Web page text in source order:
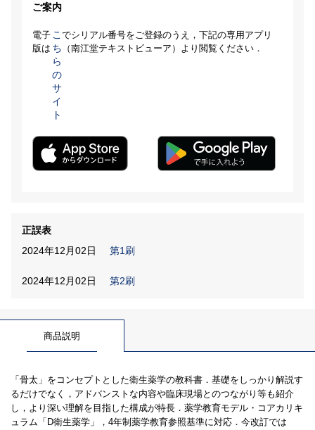
ご案内
電子
版は
こ
ち
ら
の
サ
イ
ト
でシリアル番号をご登録のうえ，下記の専用アプリ
（南江堂テキストビューア）より閲覧ください．
正誤表
2024年12月02日
第1刷
2024年12月02日 第2刷
商品説明
「骨太」をコンセプトとした衛生薬学の教科書．基礎をしっかり解説す
るだけでなく，アドバンストな内容や臨床現場とのつながり等も紹介
し，より深い理解を目指した構成が特長．薬学教育モデル・コアカリキ
ュラム「D衛生薬学」，4年制薬学教育参照基準に対応．今改訂では